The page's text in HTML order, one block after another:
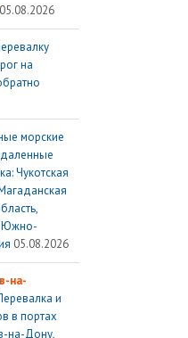
05.08.2026
на
морские
Чукотская
Южно-
05.08.2026
на-
и
в портах
на-Дону,